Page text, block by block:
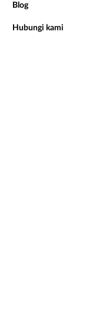
Blog
Hubungi kami